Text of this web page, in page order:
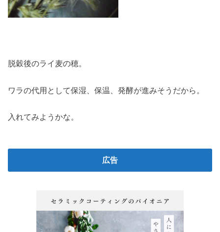
脱穀後のライ麦の穂。
ワラの代用として保湿、保温、発酵が進みそうだから。
入れてみようかな。
広告